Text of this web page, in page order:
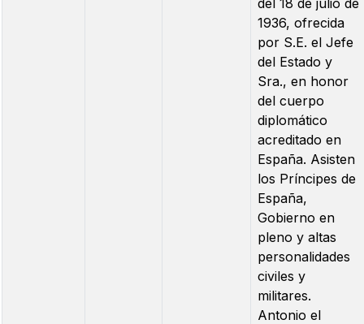
1936, ofrecida
por S.E. el Jefe
del Estado y
Sra., en honor
del cuerpo
diplomático
acreditado en
España. Asisten
los Príncipes de
España,
Gobierno en
pleno y altas
personalidades
civiles y
militares.
Antonio el